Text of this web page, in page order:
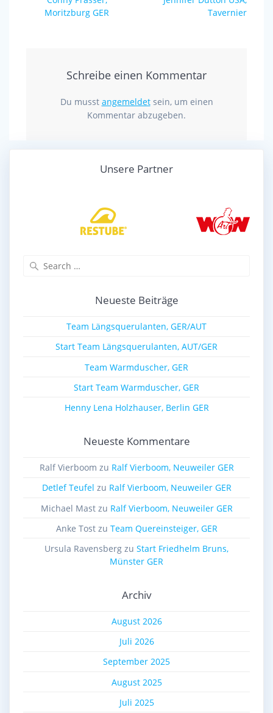
post:
Moritzburg GER
Tavernier
Schreibe einen Kommentar
Du musst angemeldetsein, um einen
Kommentar abzugeben.
Unsere Partner
Neueste Beiträge
Team Längsquerulanten, GER/AUT
Start Team Längsquerulanten, AUT/GER
Team Warmduscher, GER
Start Team Warmduscher, GER
Henny Lena Holzhauser, Berlin GER
Neueste Kommentare
Ralf Vierboom zu Ralf Vierboom, Neuweiler GER
Detlef Teufel zu Ralf Vierboom, Neuweiler GER
Michael Mastzu Ralf Vierboom, Neuweiler GER
Anke Tostzu Team Quereinsteiger, GER
Ursula Ravensberg zu Start Friedhelm Bruns,
Münster GER
Archiv
August 2026
Juli 2026
September 2025
August 2025
Juli 2025